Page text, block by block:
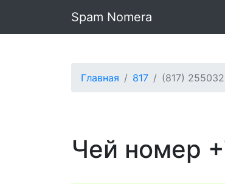
Spam Nomera
Главная 817 (817)
Чей номер